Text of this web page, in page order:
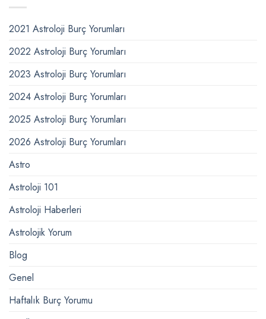
2021 Astroloji Burç Yorumları
2022 Astroloji Burç Yorumları
2023 Astroloji Burç Yorumları
2024 Astroloji Burç Yorumları
2025 Astroloji Burç Yorumları
2026 Astroloji Burç Yorumları
Astro
Astroloji 101
Astroloji Haberleri
Astrolojik Yorum
Blog
Genel
Haftalık Burç Yorumu